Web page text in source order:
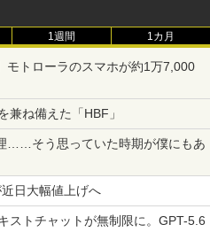
1週間 1カ月
モトローラのスマホが約1万7,000
兼ね備えた「HBF」
……そう思っていた時期が僕にもあ
日大幅値上げへ
ストチャットが無制限に。GPT-5.6